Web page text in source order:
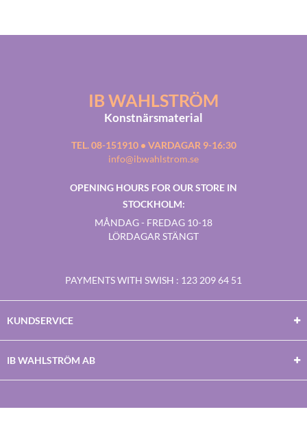
IB WAHLSTRÖM
Konstnärsmaterial
TEL. 08-151910 • VARDAGAR 9-16:30
info@ibwahlstrom.se
OPENING HOURS FOR OUR STORE IN
STOCKHOLM:
MÅNDAG - FREDAG 10-18
LÖRDAGAR STÄNGT
PAYMENTS WITH SWISH : 123 209 64 51
KUNDSERVICE
IB WAHLSTRÖM AB
Facebook
TwitterYoutubeInstagram